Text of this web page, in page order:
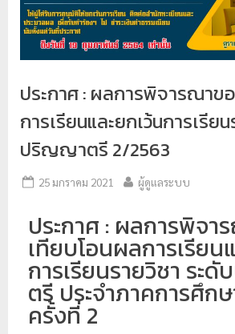
ประกาศ : ผลการพิจารณาข
การเรียนและยกเว้นการเรีย
ปริญญาตรี 2/2563
25 มกราคม 2021 ผู้ดูแลระบบ
ประกาศ : ผลการพิจา
เทียบโอนผลการเรียน
การเรียนรายวิชา ระ
ตรี ประจำภาคการศึก
ครั้งที่ 2